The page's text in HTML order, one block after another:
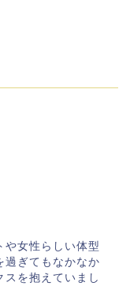
や女性らしい体型
過ぎてもなかなか
を抱えていまし